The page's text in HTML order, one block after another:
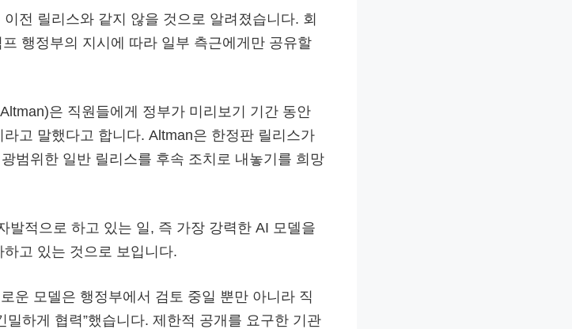
전 릴리스와 같지 않을 것으로 알려졌습니다. 회
행정부의 지시에 따라 일부 측근에게만 공유할
은 직원들에게 정부가 미리보기 기간 동안
고 말했다고 합니다. Altman은 한정판 릴리스가
범위한 일반 릴리스를 후속 조치로 내놓기를 희망
발적으로 하고 있는 일, 즉 가장 강력한 AI 모델을
고 있는 것으로 보입니다.
운 모델은 행정부에서 검토 중일 뿐만 아니라 직
밀하게 협력”했습니다. 제한적 공개를 요구한 기관